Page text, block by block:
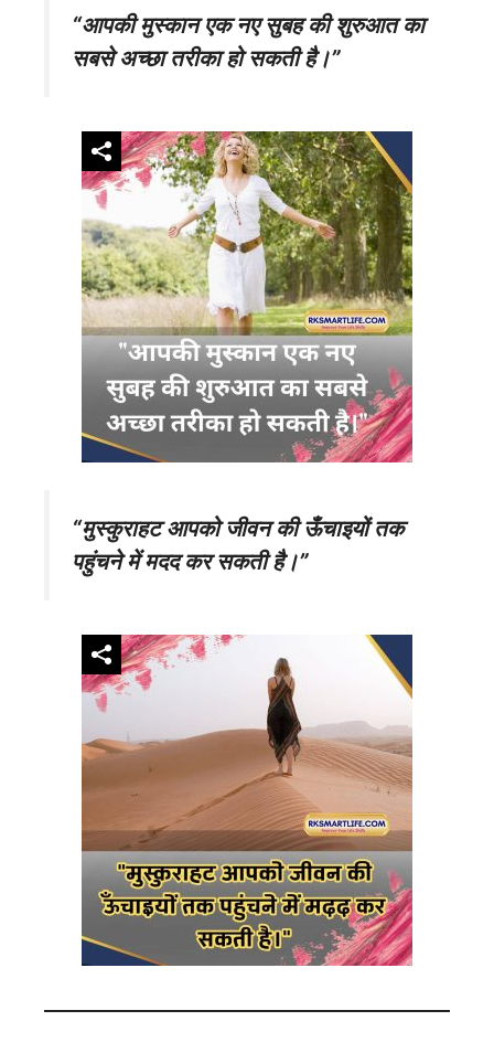
“आपकी मुस्कान एक नए सुबह की शुरुआत का
सबसे अच्छा तरीका हो सकती है।”
“मुस्कुराहट आपको जीवन की ऊँचाइयों तक
पहुंचने में मदद कर सकती है।”